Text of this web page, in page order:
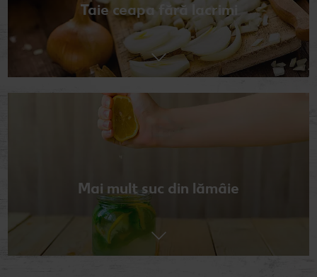
Taie ceapa fără lacrimi
Mai mult suc din lămâie